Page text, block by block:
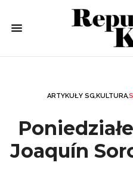
ARTYKUŁY SG,KULTURA,
Joaquín